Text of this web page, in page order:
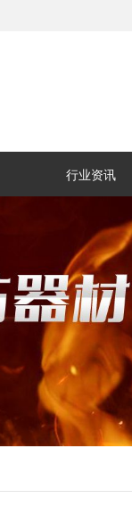
行业资讯